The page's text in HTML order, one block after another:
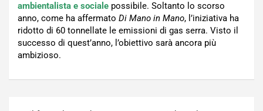
ambientalista e sociale possibile. Soltanto lo scorso
anno, come ha affermato Di Mano in Mano, l’iniziativa ha
ridotto di 60 tonnellate le emissioni di gas serra. Visto il
successo di quest’anno, l’obiettivo sarà ancora più
ambizioso.